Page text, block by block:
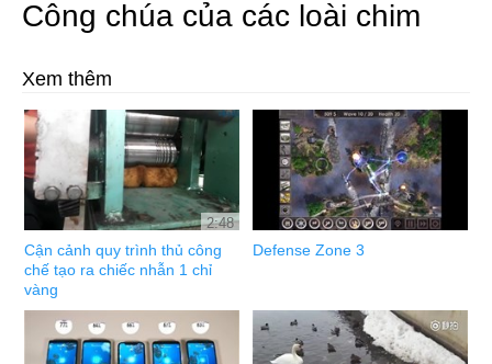
Công chúa của các loài chim
Xem thêm
2:48
Cận cảnh quy trình thủ công
chế tạo ra chiếc nhẫn 1 chỉ
vàng
Defense Zone 3